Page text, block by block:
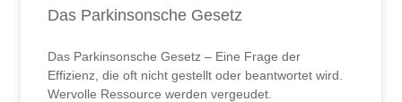
Das Parkinsonsche Gesetz
Das Parkinsonsche Gesetz – Eine Frage der
Effizienz, die oft nicht gestellt oder beantwortet wird.
Wervolle Ressource werden vergeudet.